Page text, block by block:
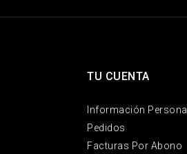
TU CUENTA
Información Personal
Pedidos
Facturas Por Abono